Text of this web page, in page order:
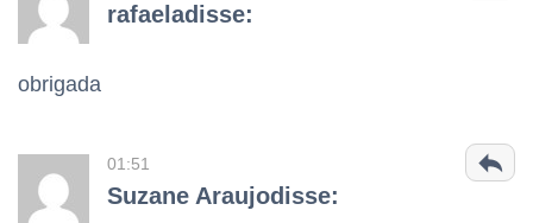
rafaeladisse:
obrigada
01:51
Suzane Araujodisse: